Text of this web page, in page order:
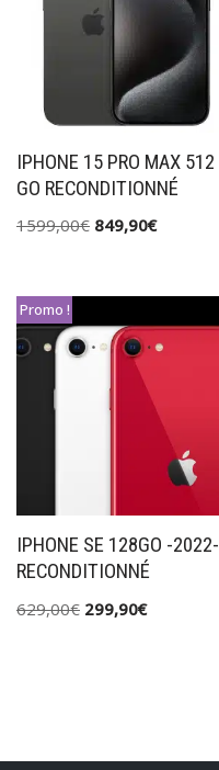
IPHONE 15 PRO MAX 512
GO RECONDITIONNÉ
1599,00€ 849,90€
Promo !
IPHONE SE 128GO -2022-
RECONDITIONNÉ
629,00€ 299,90€